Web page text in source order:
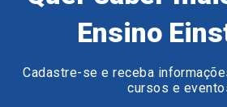
Ensino
Cadastre-se e receba
cursos e